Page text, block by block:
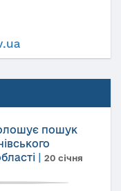
пошук
20 січня